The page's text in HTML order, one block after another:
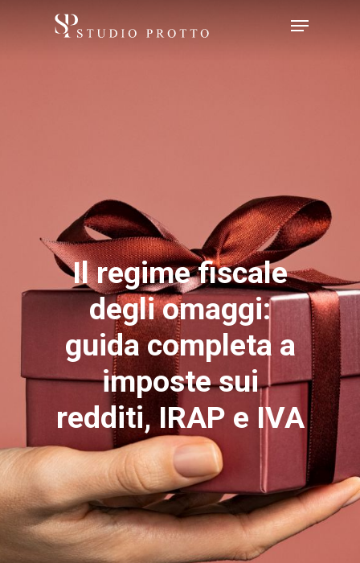
Menu
Il regime fiscale
degli omaggi:
guida completa a
imposte sui
redditi, IRAP e IVA